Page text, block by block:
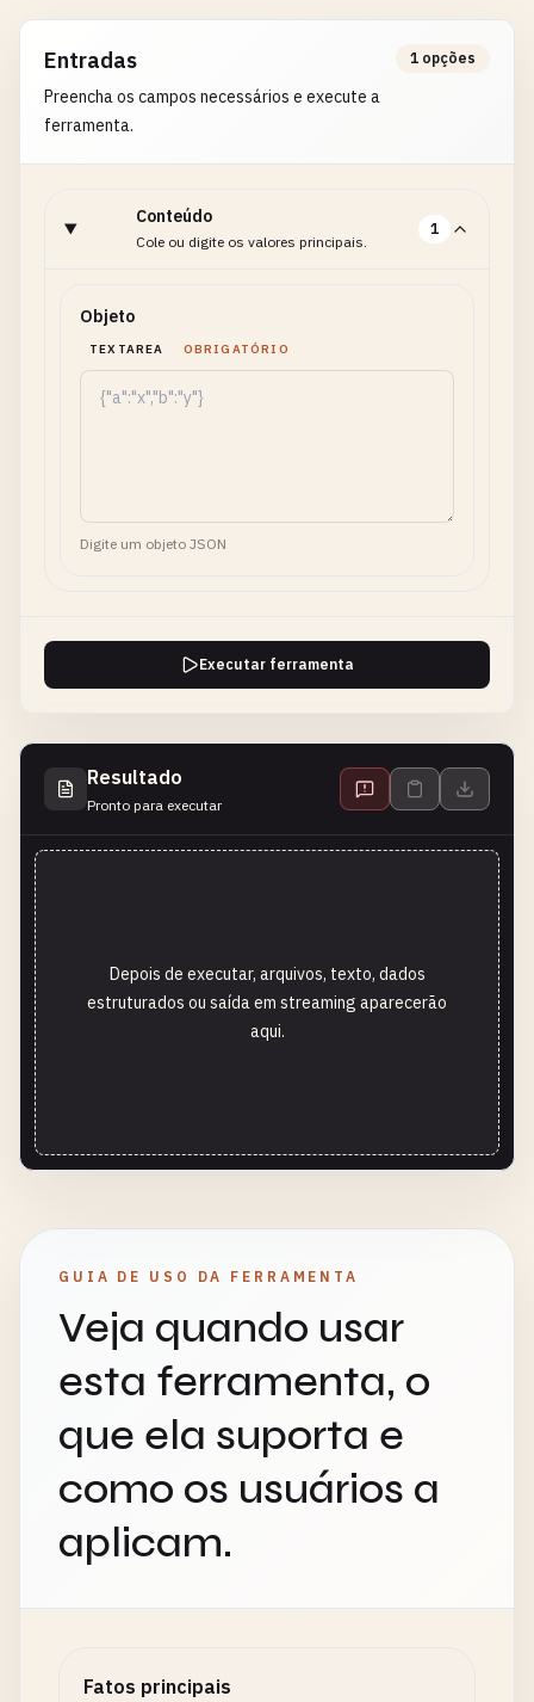
Entradas
Preencha os campos necessários e execute a
ferramenta.
1 opções
Conteúdo
Cole ou digite os valores principais.
1
Objeto
TEXTAREA OBRIGATÓRIO
Digite um objeto JSON
Executar ferramenta
Resultado
Pronto para executar
Depois de executar, arquivos, texto, dados
estruturados ou saída em streaming aparecerão
aqui.
GUIA DE USO DA FERRAMENTA
Veja quando usar
esta ferramenta, o
que ela suporta e
como os usuários a
aplicam.
Fatos principais